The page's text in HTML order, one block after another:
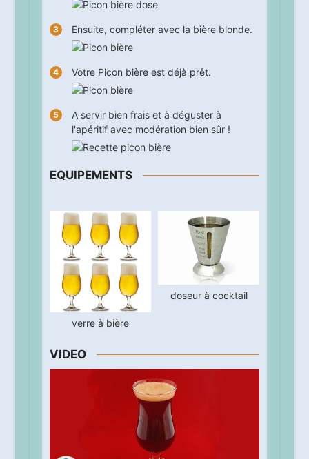
Ensuite, compléter avec la bière blonde.
Votre Picon bière est déjà prêt.
A servir bien frais et à déguster à
l'apéritif avec modération bien sûr !
EQUIPEMENTS
verre à bière
doseur à cocktail
VIDEO